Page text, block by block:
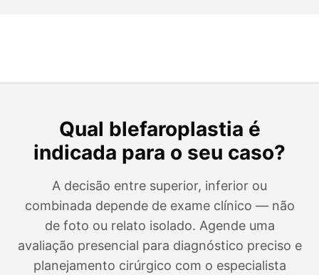
Qual blefaroplastia é
indicada para o seu caso?
A decisão entre superior, inferior ou
combinada depende de exame clínico — não
de foto ou relato isolado. Agende uma
avaliação presencial para diagnóstico preciso e
planejamento cirúrgico com o especialista